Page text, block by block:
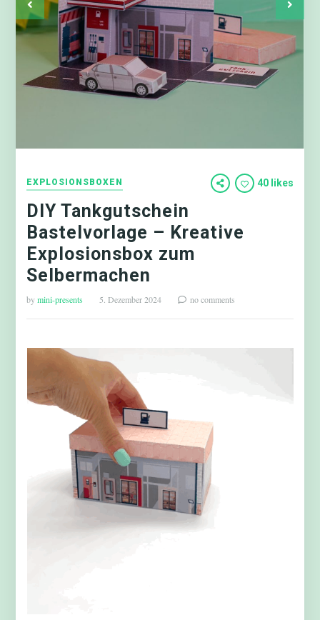
EXPLOSIONSBOXEN 40 likes
DIY Tankgutschein
Bastelvorlage – Kreative
Explosionsbox zum
Selbermachen
bymini-presents 5. Dezember 2024 no comments